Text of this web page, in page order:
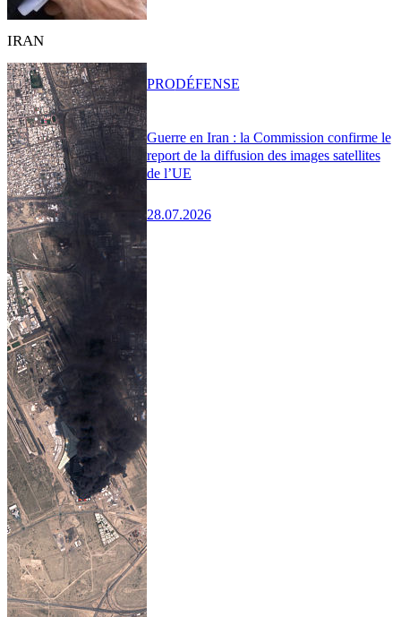
IRAN
Guerre en Iran : la Commission confirme le
report de la diffusion des images satellites
de l’UE
28.07.2026
PRODÉFENSE